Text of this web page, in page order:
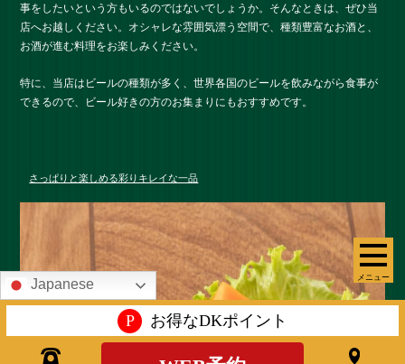
メニュー
事をしたいという方もいるのではないでしょうか。そんなときは、ぜひ当
店へお越しください。オシャレな雰囲気漂う空間で、種類豊富なお酒と、
お酒が進む料理をお楽しみください。
特に、当店はビールの種類が多く、世界各国のビールを飲みながら食事が
できるので、ビール好きの方のお集まりにもおすすめです。
さっぱりと楽しめる彩りキレイな一品
Japanese
P お得なDKポイント